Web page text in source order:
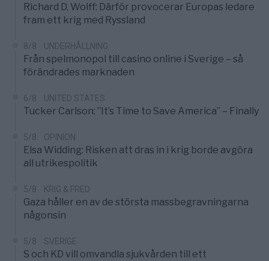
Richard D. Wolff: Därför provocerar Europas ledare
fram ett krig med Ryssland
8/8 UNDERHÅLLNING
Från spelmonopol till casino online i Sverige – så
förändrades marknaden
6/8 UNITED STATES
Tucker Carlson: ”It’s Time to Save America” – Finally
5/8 OPINION
Elsa Widding: Risken att dras in i krig borde avgöra
all utrikespolitik
5/8 KRIG & FRED
Gaza håller en av de största massbegravningarna
någonsin
5/8 SVERIGE
S och KD vill omvandla sjukvården till ett